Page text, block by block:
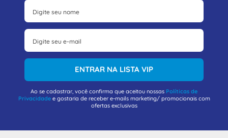
ENTRAR NA LISTA VIP
Ao se cadastrar, você confirma que aceitou nossas Políticas de
Privacidadee gostaria de receber e-mails marketing/ promocionais com
ofertas exclusivas